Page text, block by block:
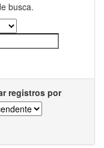
busca.
registros por